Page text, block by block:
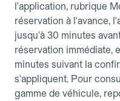
l'application, rubrique
réservation à l'avance,
jusqu'à 30 minutes
réservation immédiate,
minutes suivant la
s'appliquent. Pour
gamme de véhicule,